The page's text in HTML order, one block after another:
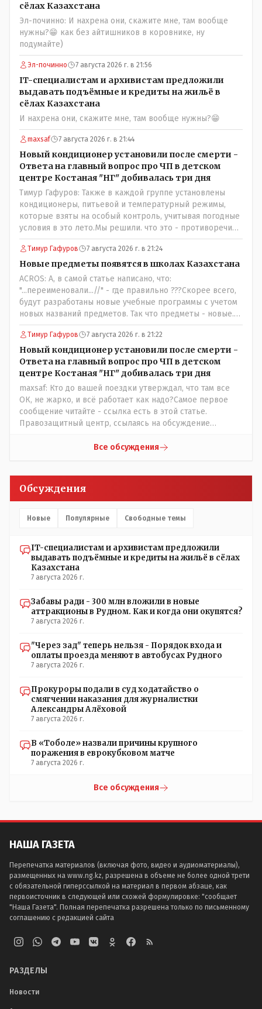
сёлах Казахстана
Эл-починно: И нахрена они, скажите мне, там вообще
нужны?😁 как без айтишников в коровнике, ну
подумайте)
Эл-починно 7 августа 2026 г. в 21:56
IT-специалистам и архивистам предложили
выдавать подъёмные и кредиты на жильё в
сёлах Казахстана
И нахрена они, скажите мне, там вообще нужны?😁
maxsaf 7 августа 2026 г. в 21:44
Новый кондиционер установили после смерти -
Ответа на главный вопрос про ЧП в детском
центре Костаная "НГ" добивалась три дня
Тимур Гафуров: Также в каждой группе установлены
кондиционеры, питьевой и температурный режимы,
которые взяты на особый контроль, учитывая погодные
условия в это лето.Мы решили. что это - противоречие.
Вы считаете иначе?Ну тут противоречия нет. Этот
комментарий прозвучал на следующий день после
трагедии, то есть 29 июля, когда спешно установили и
воду, и новые кондиционеры, и впервые поставили
температурный режим на контроль. То есть первая
часть - информация до трагедии, вторая часть -
информация после трагедии, когда все уже было
Тимур Гафуров 7 августа 2026 г. в 21:24
Новые предметы появятся в школах Казахстана
ACROS: А, в самой статье написано, что:
"...переименовали...//" - где правильно ???Скорее всего,
будут разработаны новые учебные программы с учетом
новых названий предметов. Так что предметы - новые.
Хоть и переименованные)
Тимур Гафуров 7 августа 2026 г. в 21:22
Новый кондиционер установили после смерти -
Ответа на главный вопрос про ЧП в детском
центре Костаная "НГ" добивалась три дня
maxsaf: Кто до вашей поездки утверждал, что там все
ОК, не жарко, и всё работает как надо?Самое первое
сообщение читайте - ссылка есть в этой статье.
Правозащитный центр, ссылаясь на обсуждение
прислали ему в виде аудиосообщений, пишет, что
настоящему времени их установили только в
помещениях, предназначенных для административно-
установлены кондиционеры, питьевой и температурный
противоречие. Вы считаете иначе?
Все обсуждения
Обсуждения
Новые Популярные Свободные темы
IT-специалистам и архивистам предложили
выдавать подъёмные и кредиты на жильё в сёлах
Казахстана
7 августа 2026 г.
Забавы ради - 300 млн вложили в новые
аттракционы в Рудном. Как и когда они окупятся?
7 августа 2026 г.
"Через зад" теперь нельзя - Порядок входа и
оплаты проезда меняют в автобусах Рудного
7 августа 2026 г.
Прокуроры подали в суд ходатайство о
смягчении наказания для журналистки
Александры Алёховой
7 августа 2026 г.
В «Тоболе» назвали причины крупного
поражения в еврокубковом матче
7 августа 2026 г.
Все обсуждения
НАША ГАЗЕТА
Перепечатка материалов (включая фото, видео и аудиоматериалы),
размещенных на www.ng.kz, разрешена в объеме не более одной трети
с обязательной гиперссылкой на материал в первом абзаце, как
первоисточник в следующей или схожей формулировке: "сообщает
"Наша Газета". Полная перепечатка разрешена только по письменному
соглашению с редакцией сайта
РАЗДЕЛЫ
Новости